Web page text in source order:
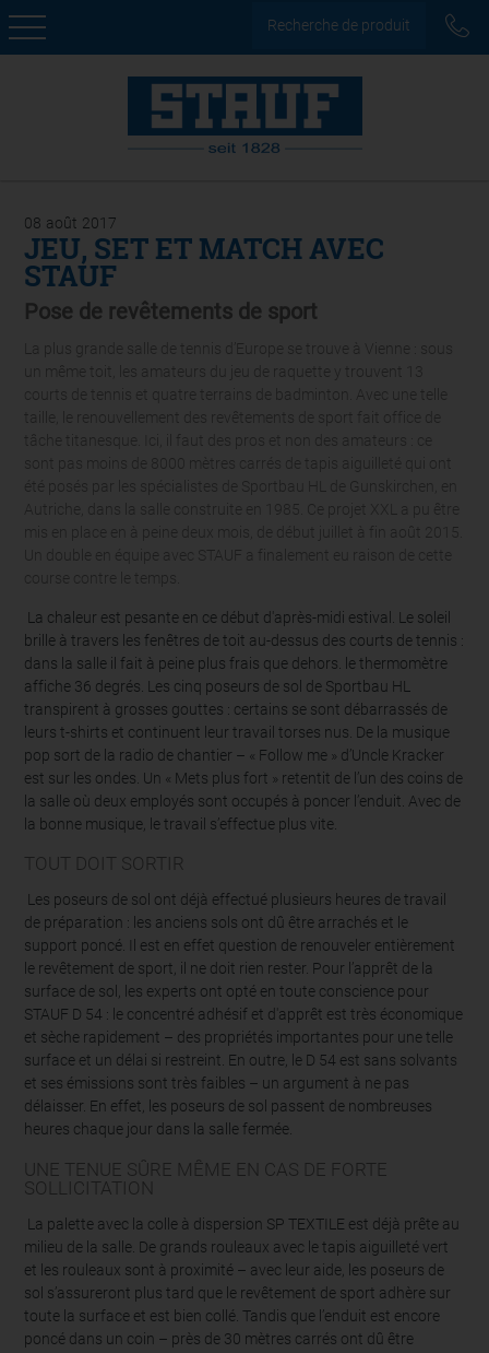
Recherche de produit
08 août 2017
JEU, SET ET MATCH AVEC
STAUF
Pose de revêtements de sport
La plus grande salle de tennis d’Europe se trouve à Vienne : sous
un même toit, les amateurs du jeu de raquette y trouvent 13
courts de tennis et quatre terrains de badminton. Avec une telle
taille, le renouvellement des revêtements de sport fait office de
tâche titanesque. Ici, il faut des pros et non des amateurs : ce
sont pas moins de 8000 mètres carrés de tapis aiguilleté qui ont
été posés par les spécialistes de Sportbau HL de Gunskirchen, en
Autriche, dans la salle construite en 1985. Ce projet XXL a pu être
mis en place en à peine deux mois, de début juillet à fin août 2015.
Un double en équipe avec STAUF a finalement eu raison de cette
course contre le temps.
La chaleur est pesante en ce début d'après-midi estival. Le soleil
brille à travers les fenêtres de toit au-dessus des courts de tennis :
dans la salle il fait à peine plus frais que dehors. le thermomètre
affiche 36 degrés. Les cinq poseurs de sol de Sportbau HL
transpirent à grosses gouttes : certains se sont débarrassés de
leurs t-shirts et continuent leur travail torses nus. De la musique
pop sort de la radio de chantier – « Follow me » d’Uncle Kracker
est sur les ondes. Un « Mets plus fort » retentit de l’un des coins de
la salle où deux employés sont occupés à poncer l’enduit. Avec de
la bonne musique, le travail s’effectue plus vite.
TOUT DOIT SORTIR
Les poseurs de sol ont déjà effectué plusieurs heures de travail
de préparation : les anciens sols ont dû être arrachés et le
support poncé. Il est en effet question de renouveler entièrement
le revêtement de sport, il ne doit rien rester. Pour l’apprêt de la
surface de sol, les experts ont opté en toute conscience pour
STAUF D 54 : le concentré adhésif et d'apprêt est très économique
et sèche rapidement – des propriétés importantes pour une telle
surface et un délai si restreint. En outre, le D 54 est sans solvants
et ses émissions sont très faibles – un argument à ne pas
délaisser. En effet, les poseurs de sol passent de nombreuses
heures chaque jour dans la salle fermée.
UNE TENUE SÛRE MÊME EN CAS DE FORTE
SOLLICITATION
La palette avec la colle à dispersion SP TEXTILE est déjà prête au
milieu de la salle. De grands rouleaux avec le tapis aiguilleté vert
et les rouleaux sont à proximité – avec leur aide, les poseurs de
sol s’assureront plus tard que le revêtement de sport adhère sur
toute la surface et est bien collé. Tandis que l’enduit est encore
poncé dans un coin – près de 30 mètres carrés ont dû être